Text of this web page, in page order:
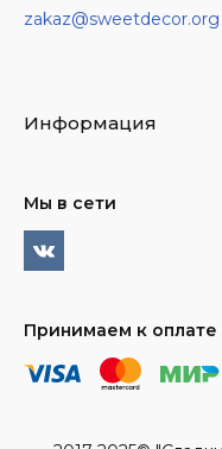
zakaz@sweetdecor.org
Информация
Мы в сети
Принимаем к оплате